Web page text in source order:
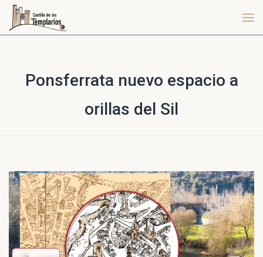
Ponsferrata nuevo espacio a
orillas del Sil